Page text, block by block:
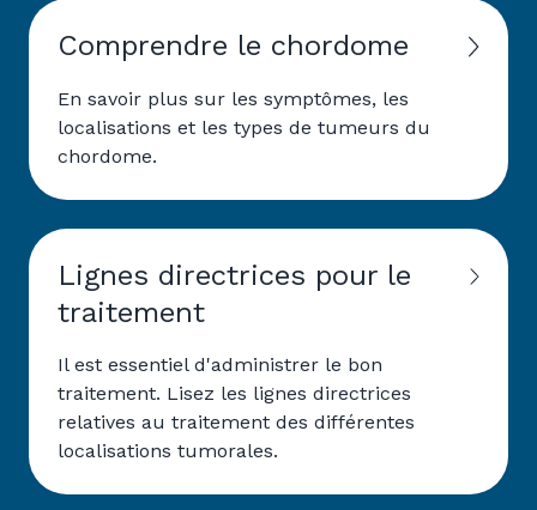
Comprendre le chordome
En savoir plus sur les symptômes, les
localisations et les types de tumeurs du
chordome.
Lignes directrices pour le
traitement
Il est essentiel d'administrer le bon
traitement. Lisez les lignes directrices
relatives au traitement des différentes
localisations tumorales.